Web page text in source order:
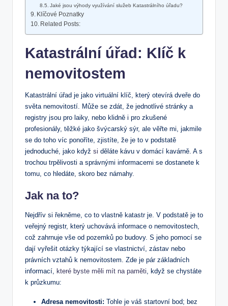
Jaké jsou výhody využívání služeb Katastrálního úřadu?
Klíčové Poznatky
Related Posts:
Katastrální úřad: Klíč k
nemovitostem
Katastrální úřad je jako virtuální klíč, který otevírá dveře do
světa nemovitostí. Může se zdát, že jednotlivé stránky a
registry jsou pro laiky, nebo klidně i pro zkušené
profesionály, těžké jako švýcarský sýr, ale věřte mi, jakmile
se do toho víc ponoříte, zjistíte, že je to v podstatě
jednoduché, jako když si děláte kávu v domácí kavárně. A s
trochou trpělivosti a správnými informacemi se dostanete k
tomu, co hledáte, skoro bez námahy.
Jak na to?
Nejdřív si řekněme, co to vlastně katastr je. V podstatě je to
veřejný registr, který uchovává informace o nemovitostech,
což zahrnuje vše od pozemků po budovy. S jeho pomocí se
dají vyřešit otázky týkající se vlastnictví, zástav nebo
právních vztahů k nemovitostem. Zde je pár základních
informací, které byste měli mít na paměti , když se chystáte
k průzkumu:
Adresa nemovitosti: Tohle je váš startovní bod; bez